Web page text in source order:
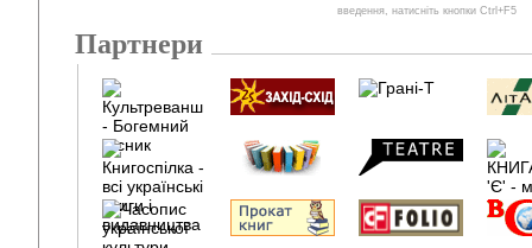
введення, натисніть кнопки Ctrl+F5
Партнери